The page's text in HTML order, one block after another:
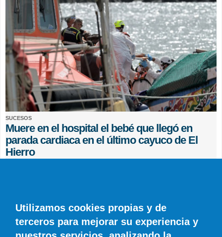
SUCESOS
Muere en el hospital el bebé que llegó en
parada cardiaca en el último cayuco de El
Hierro
Utilizamos cookies propias y de
terceros para mejorar su experiencia y